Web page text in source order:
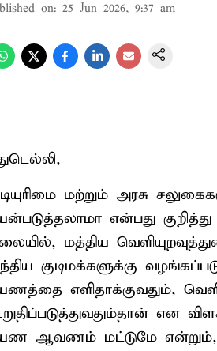
on: 25 Jun 2026, 9:37 am
மற்றும் அரசு
என்பது
மத்திய
குடிமக்களுக்கு
எளிதாக்குவதும்,
என
ஆவணம் மட்டுமே என்றும்,